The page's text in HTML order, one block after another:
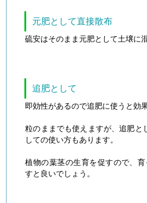
元肥として直接散布
硫安はそのまま元肥として土壌に
追肥として
即効性があるので追肥に使うと効
粒のままでも使えますが、追肥と
しての使い方もあります。
植物の葉茎の生育を促すので、
すと良いでしょう。